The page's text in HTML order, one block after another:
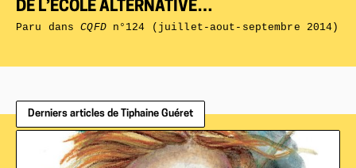
DE L’ÉCOLE ALTERNATIVE…
Paru dansCQFDn°124 (juillet-aout-septembre 2014)
Derniers articles de Tiphaine Guéret